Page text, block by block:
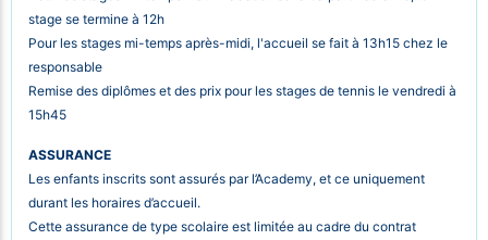
stage se termine à 12h
Pour les stages mi-temps après-midi, l'accueil se fait à 13h15 chez le
responsable
Remise des diplômes et des prix pour les stages de tennis le vendredi à
15h45
ASSURANCE
Les enfants inscrits sont assurés par l’Academy, et ce uniquement
durant les horaires d’accueil.
Cette assurance de type scolaire est limitée au cadre du contrat